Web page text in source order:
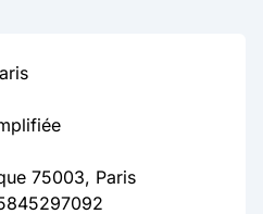
75003, Paris